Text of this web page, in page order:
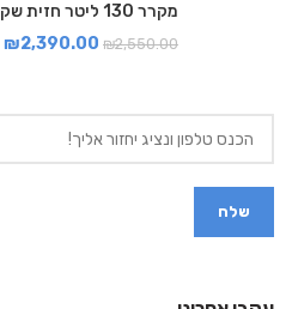
מקרר 130 ליטר חזית שקופה מסגרת נירוסטה
₪2,550.00
₪2,390.00